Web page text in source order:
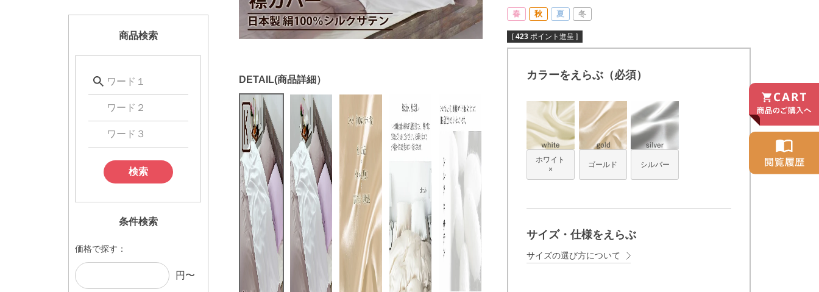
商品検索
検索
条件検索
価格で探す：
円〜
春 秋 夏 冬
[ 423 ポイント進呈 ]
カラーをえらぶ（必須）
ホワイト
×
ゴールド シルバー
サイズ・仕様をえらぶ
サイズの選び方について